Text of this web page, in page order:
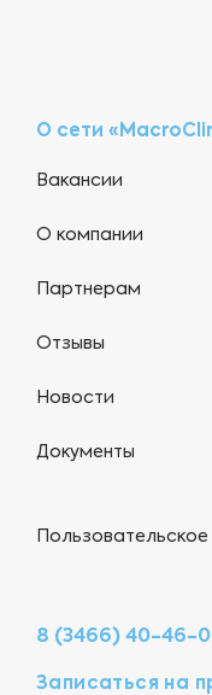
О сети
Вакансии
О компании
Партнерам
Отзывы
Новости
Документы
8 (3466) 40-46-
Записаться на